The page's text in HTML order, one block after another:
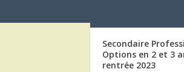
Secondaire
Options en 2 et 3
rentrée 2023